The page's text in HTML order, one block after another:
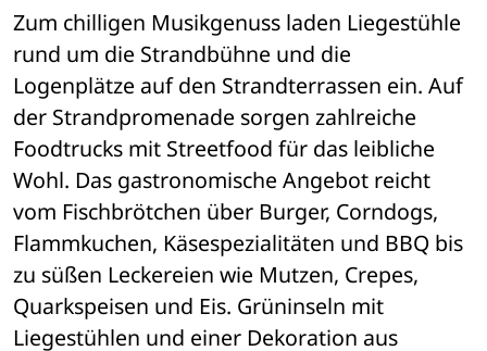
Zum chilligen Musikgenuss laden Liegestühle
rund um die Strandbühne und die
Logenplätze auf den Strandterrassen ein. Auf
der Strandpromenade sorgen zahlreiche
Foodtrucks mit Streetfood für das leibliche
Wohl. Das gastronomische Angebot reicht
vom Fischbrötchen über Burger, Corndogs,
Flammkuchen, Käsespezialitäten und BBQ bis
zu süßen Leckereien wie Mutzen, Crepes,
Quarkspeisen und Eis. Grüninseln mit
Liegestühlen und einer Dekoration aus